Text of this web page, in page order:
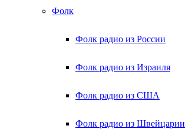
Фолк
Фолк радио из России
Фолк радио из Израиля
Фолк радио из США
Фолк радио из Швейцарии